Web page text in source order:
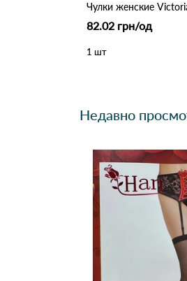
Чулки женские
82.02 грн/од
1 шт
Недавно